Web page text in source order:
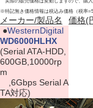
※特記無き価格情報は税込み価格（税率=5
メーカー/製品名 価格(
●WesternDigital
WD6000HLHX
(Serial ATA-HDD,
600GB,10000rp
m
,6Gbps Serial A
TA対応)